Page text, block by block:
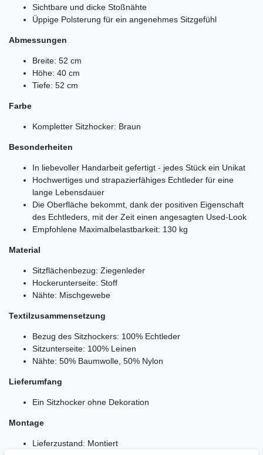
Sichtbare und dicke Stoßnähte
Üppige Polsterung für ein angenehmes Sitzgefühl
Abmessungen
Breite: 52 cm
Höhe: 40 cm
Tiefe: 52 cm
Farbe
Kompletter Sitzhocker: Braun
Besonderheiten
In liebevoller Handarbeit gefertigt - jedes Stück ein Unikat
Hochwertiges und strapazierfähiges Echtleder für eine
lange Lebensdauer
Die Oberfläche bekommt, dank der positiven Eigenschaft
des Echtleders, mit der Zeit einen angesagten Used-Look
Empfohlene Maximalbelastbarkeit: 130 kg
Material
Sitzflächenbezug: Ziegenleder
Hockerunterseite: Stoff
Nähte: Mischgewebe
Textilzusammensetzung
Bezug des Sitzhockers: 100% Echtleder
Sitzunterseite: 100% Leinen
Nähte: 50% Baumwolle, 50% Nylon
Lieferumfang
Ein Sitzhocker ohne Dekoration
Montage
Lieferzustand: Montiert